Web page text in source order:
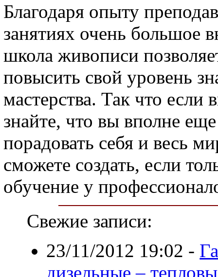
Благодаря опыту
занятиях очень большое
школа живописи
повысить свой уровень
мастерства. Так что если
знайте, что вы вполне
порадовать себя и весь
сможете создать, если
обучение у
Свежие записи:
23/11/2012 19:02 -
дизельные –